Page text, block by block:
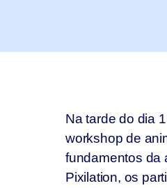
Na tarde do dia
workshop de
fundamentos da
Pixilation, os